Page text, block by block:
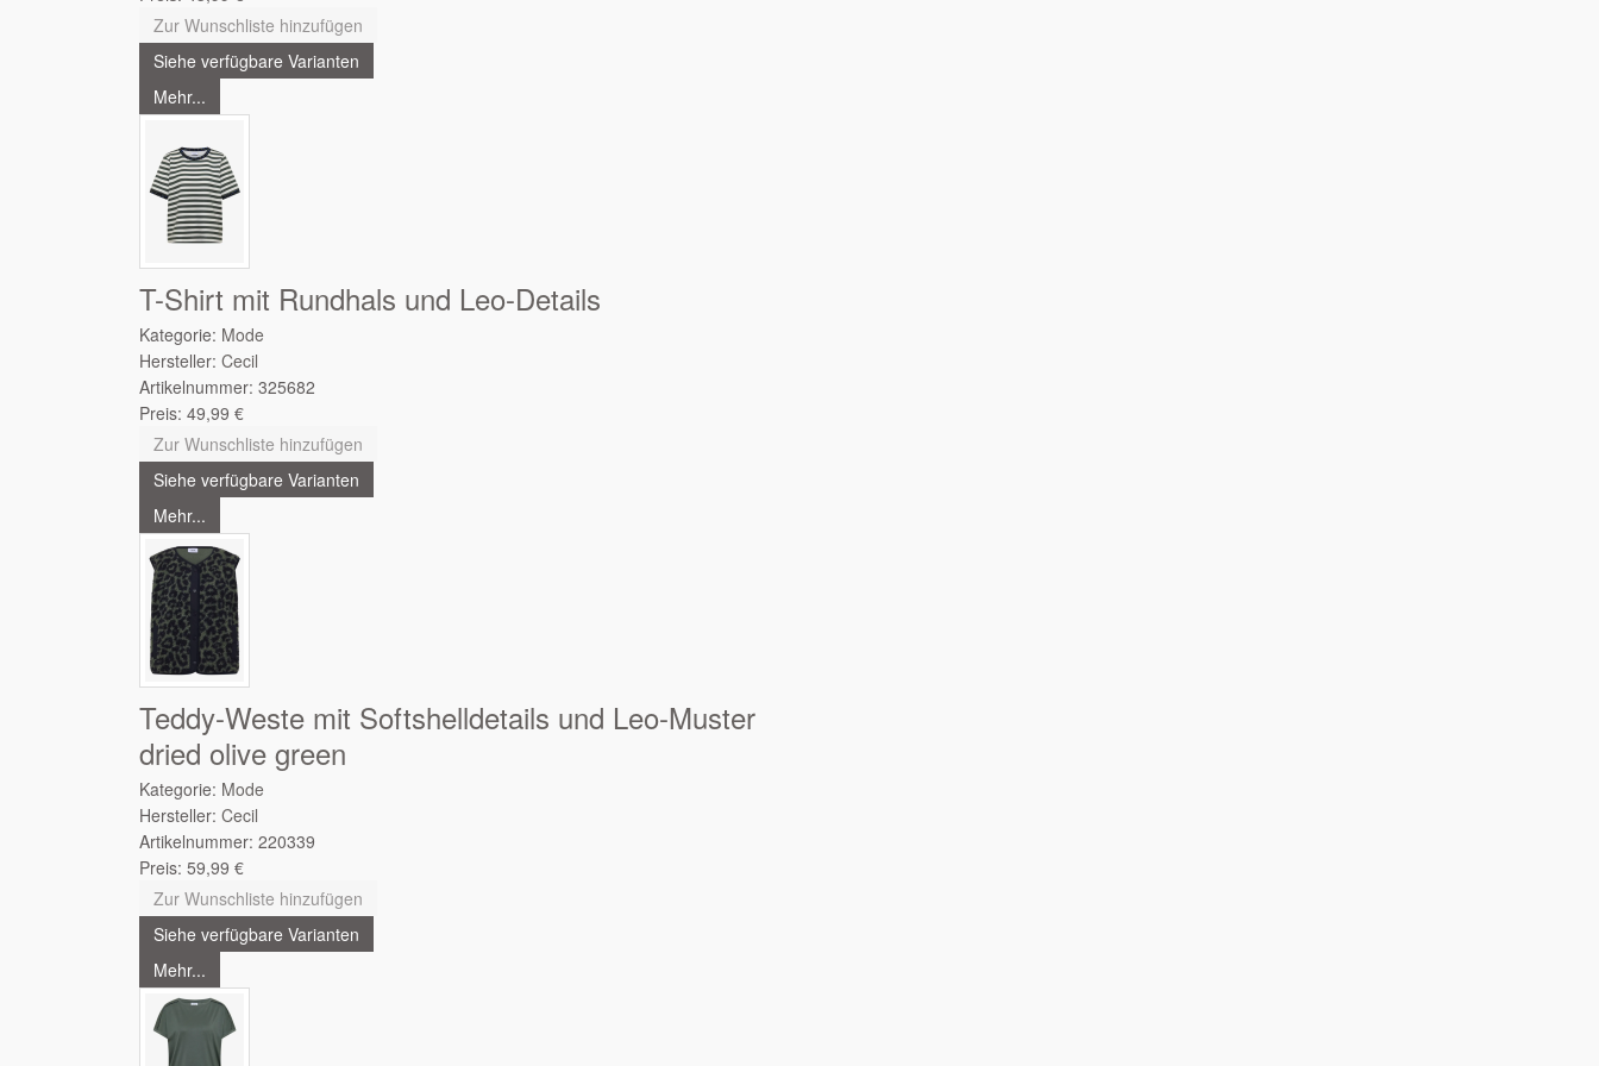
Zur Wunschliste hinzufügen
Siehe verfügbare Varianten
Mehr...
T-Shirt mit Rundhals und Leo-Details
Kategorie: Mode
Hersteller: Cecil
Artikelnummer: 325682
Preis: 49,99 €
Zur Wunschliste hinzufügen
Siehe verfügbare Varianten
Mehr...
Teddy-Weste mit Softshelldetails und Leo-Muster
dried olive green
Kategorie: Mode
Hersteller: Cecil
Artikelnummer: 220339
Preis: 59,99 €
Zur Wunschliste hinzufügen
Siehe verfügbare Varianten
Mehr...